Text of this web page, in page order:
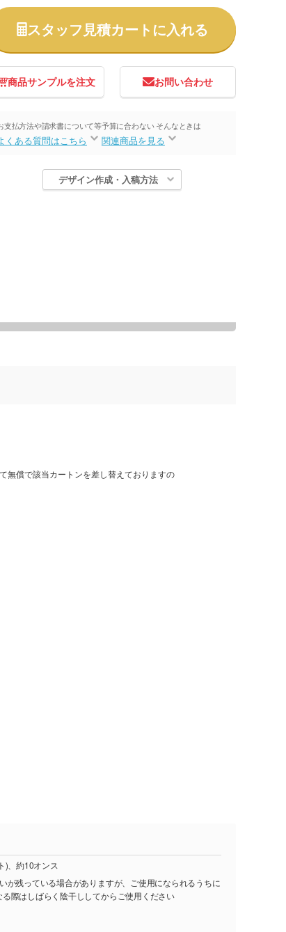
スタッフ見積カートに入れる
商品サンプルを注文 お問い合わせ
支払方法や請求書について等
くある質問はこちら
予算に合わない そんなときは
関連商品を見る
デザイン作成・入稿方法
無償で該当カートンを差し替えておりますの
)、約10オンス
が残っている場合がありますが、ご使用になられるうちに
際はしばらく陰干ししてからご使用ください